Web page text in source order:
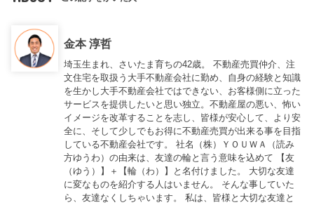
金本 淳哲
埼玉生まれ、さいたま育ちの42歳。 不動産売買仲介、注
文住宅を取扱う大手不動産会社に勤め、自身の経験と知識
を生かし大手不動産会社ではできない、お客様側に立った
サービスを提供したいと思い独立。不動産屋の悪い、怖い
イメージを改革することを志し、皆様が安心して、より安
全に、そして少しでもお得に不動産売買が出来る事を目指
している不動産会社です。 社名（株）ＹＯＵＷＡ（読み
方ゆうわ）の由来は、友達の輪と言う意味を込めて 【友
（ゆう）】＋【輪（わ）】と名付けました。 大切な友達
に変なものを紹介する人はいません。 そんな事していた
ら、友達なくしちゃいます。 私は、皆様と大切な友達と